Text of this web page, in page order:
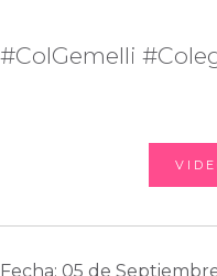
#ColGemelli
Fecha: 05 de